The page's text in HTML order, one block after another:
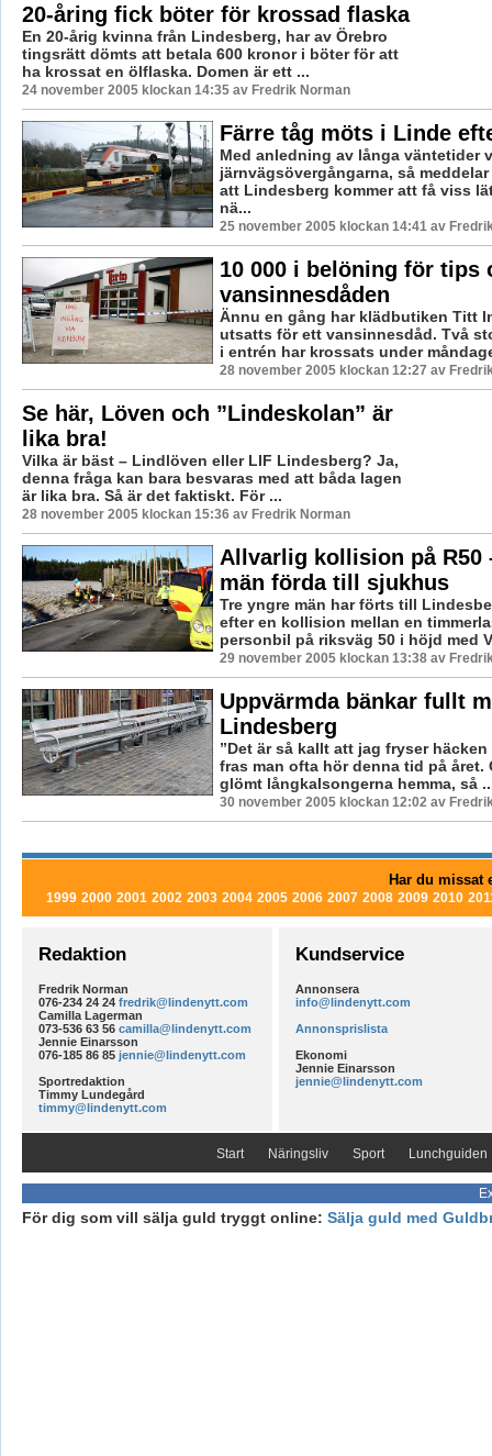
20-åring fick böter för krossad flaska
En 20-årig kvinna från Lindesberg, har av Örebro
tingsrätt dömts att betala 600 kronor i böter för att
ha krossat en ölflaska. Domen är ett ...
24 november 2005 klockan 14:35 av Fredrik Norman
Färre tåg möts i Linde
Med anledning av långa väntetider
järnvägsövergångarna, så
att Lindesberg kommer att få viss
nä...
25 november 2005 klockan 14:41 av
10 000 i belöning för tips
vansinnesdåden
Ännu en gång har klädbutiken Titt
utsatts för ett vansinnesdåd. Två
i entrén har krossats under
28 november 2005 klockan 12:27 av
Se här, Löven och ”Lindeskolan” är
lika bra!
Vilka är bäst – Lindlöven eller LIF Lindesberg? Ja,
denna fråga kan bara besvaras med att båda lagen
är lika bra. Så är det faktiskt. För ...
28 november 2005 klockan 15:36 av Fredrik Norman
Allvarlig kollision på R50
män förda till sjukhus
Tre yngre män har förts till
efter en kollision mellan en
personbil på riksväg 50 i höjd med
29 november 2005 klockan 13:38 av
Uppvärmda bänkar fullt
Lindesberg
”Det är så kallt att jag fryser häcken
fras man ofta hör denna tid på året.
glömt långkalsongerna hemma, så
30 november 2005 klockan 12:02 av
Har du missat
1999 2000 2001 2002 2003 2004 2005 2006 2007 2008 2009 2010
Redaktion
Fredrik Norman
076-234 24 24 fredrik@lindenytt.com
Camilla Lagerman
073-536 63 56 camilla@lindenytt.com
Jennie Einarsson
076-185 86 85 jennie@lindenytt.com
Sportredaktion
Timmy Lundegård
timmy@lindenytt.com
Kundservice
Annonsera
info@lindenytt.com
Annonsprislista
Ekonomi
Jennie Einarsson
jennie@lindenytt.com
Start Näringsliv Sport Lunchguiden
För dig som vill sälja guld tryggt online: Sälja guld med